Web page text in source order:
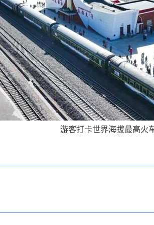
游客打卡世界海拔最高火